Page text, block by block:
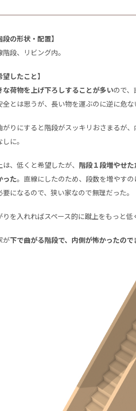
段の形状・配置】
階段、リビング内。
望したこと】
な荷物を上げ下ろしすることが多いので
全とは思うが、長い物を運ぶのに逆に危な
がりにすると階段がスッキリおさまるが
に。
は、低くと希望したが、 階段１段増やせ
った。直線にしたのため、段数を増やす
要になるので、狭い家なので無理だった。
りを入れればスペース的に蹴上をもっと低
が下で曲がる階段で、内側が怖かったの